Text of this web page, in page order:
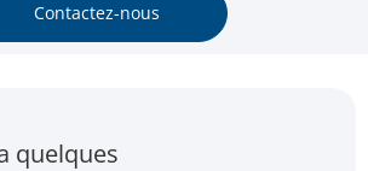
Contactez-nous
quelques